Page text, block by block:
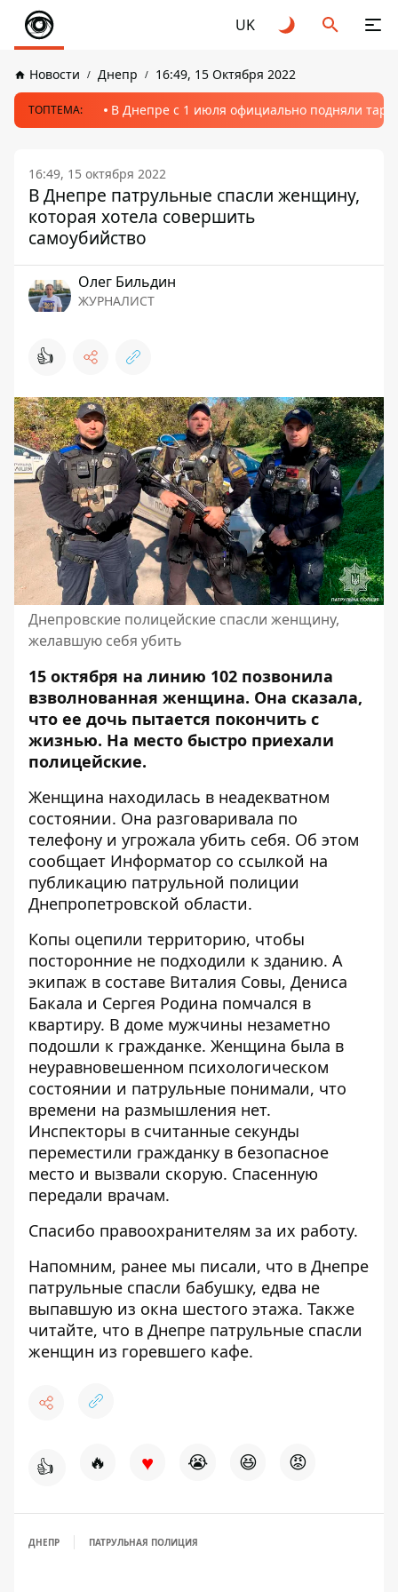
UK
Новости Днепр 16:49, 15 Октября 2022
ТОПТЕМА: В Днепре с 1 июля официально подняли
16:49, 15 октября 2022
В Днепре патрульные спасли женщину,
которая хотела совершить
самоубийство
Олег Бильдин
ЖУРНАЛИСТ
👍
Днепровские полицейские спасли женщину,
желавшую себя убить
15 октября на линию 102 позвонила
взволнованная женщина. Она сказала,
что ее дочь пытается покончить с
жизнью. На место быстро приехали
полицейские.
Женщина находилась в неадекватном
состоянии. Она разговаривала по
телефону и угрожала убить себя. Об этом
сообщает Информатор со ссылкой на
публикацию патрульной полиции
Днепропетровской области.
Копы оцепили территорию, чтобы
посторонние не подходили к зданию. А
экипаж в составе Виталия Совы, Дениса
Бакала и Сергея Родина помчался в
квартиру. В доме мужчины незаметно
подошли к гражданке. Женщина была в
неуравновешенном психологическом
состоянии и патрульные понимали, что
времени на размышления нет.
Инспекторы в считанные секунды
переместили гражданку в безопасное
место и вызвали скорую. Спасенную
передали врачам.
Спасибо правоохранителям за их работу.
Напомним, ранее мы писали, что в Днепре
патрульные спасли бабушку, едва не
выпавшую из окна шестого этажа. Также
читайте, что в Днепре патрульные спасли
женщин из горевшего кафе.
👍 🔥 ♥ 😭 😆 😡
ДНЕПР ПАТРУЛЬНАЯ ПОЛИЦИЯ